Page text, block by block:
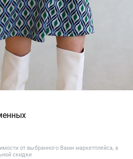
от выбранного Вами маркетплейса, а
скидки